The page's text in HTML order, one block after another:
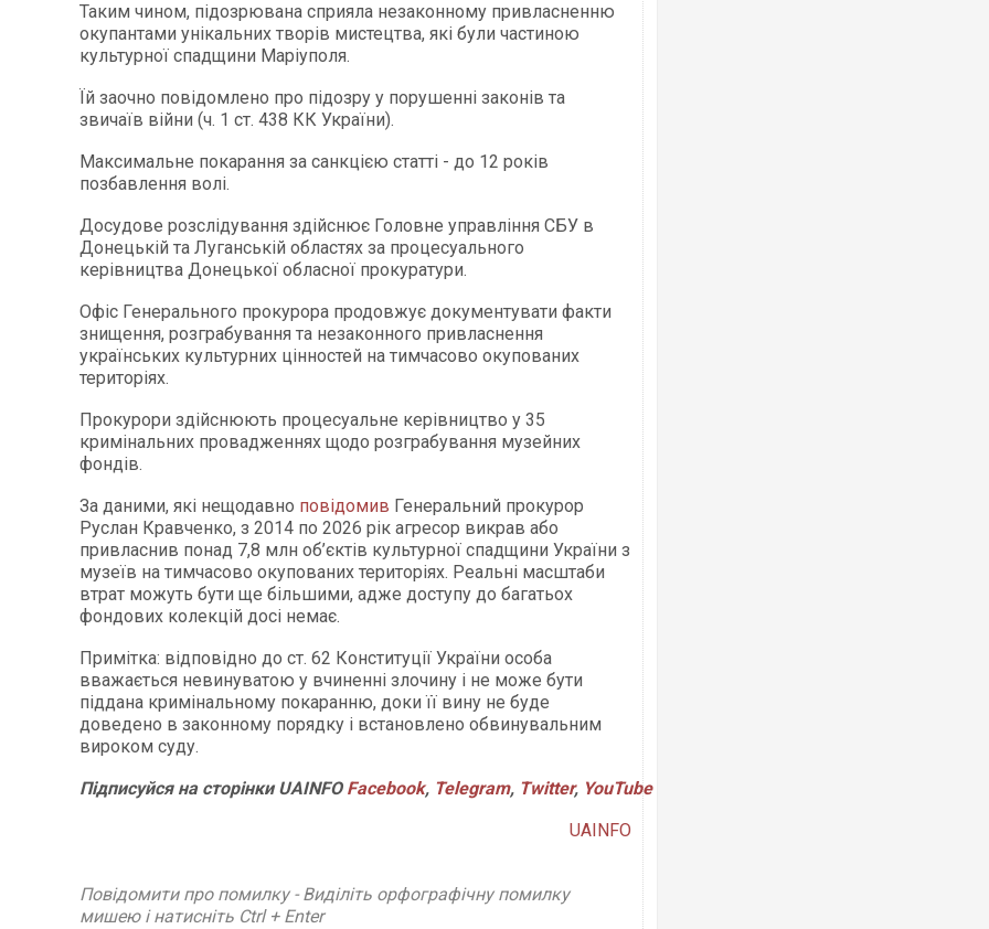
Таким чином, підозрювана сприяла незаконному привласненню
окупантами унікальних творів мистецтва, які були частиною
культурної спадщини Маріуполя.
Їй заочно повідомлено про підозру у порушенні законів та
звичаїв війни (ч. 1 ст. 438 КК України).
Максимальне покарання за санкцією статті - до 12 років
позбавлення волі.
Досудове розслідування здійснює Головне управління СБУ в
Донецькій та Луганській областях за процесуального
керівництва Донецької обласної прокуратури.
Офіс Генерального прокурора продовжує документувати факти
знищення, розграбування та незаконного привласнення
українських культурних цінностей на тимчасово окупованих
територіях.
Прокурори здійснюють процесуальне керівництво у 35
кримінальних провадженнях щодо розграбування музейних
фондів.
За даними, які нещодавно повідомив Генеральний прокурор
Руслан Кравченко, з 2014 по 2026 рік агресор викрав або
привласнив понад 7,8 млн об’єктів культурної спадщини України з
музеїв на тимчасово окупованих територіях. Реальні масштаби
втрат можуть бути ще більшими, адже доступу до багатьох
фондових колекцій досі немає.
Примітка: відповідно до ст. 62 Конституції України особа
вважається невинуватою у вчиненні злочину і не може бути
піддана кримінальному покаранню, доки її вину не буде
доведено в законному порядку і встановлено обвинувальним
вироком суду.
ПідписуйсянасторінкиUAINFO Facebook, Telegram, Twitter, YouTube
UAINFO
Повідомити про помилку - Виділіть орфографічну помилку
мишею і натисніть Ctrl + Enter